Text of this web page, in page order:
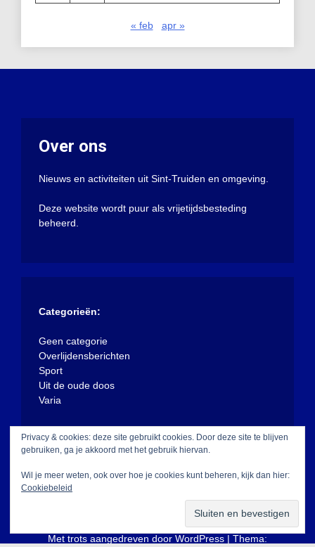
« feb apr »
Over ons
Nieuws en activiteiten uit Sint-Truiden en omgeving.
Deze website wordt puur als vrijetijdsbesteding
beheerd.
Categorieën:
Geen categorie
Overlijdensberichten
Sport
Uit de oude doos
Varia
Met trots aangedreven door WordPress | Thema:
Privacy & cookies: deze site gebruikt cookies. Door deze site te blijven
gebruiken, ga je akkoord met het gebruik hiervan.
Wil je meer weten, ook over hoe je cookies kunt beheren, kijk dan hier:
Cookiebeleid